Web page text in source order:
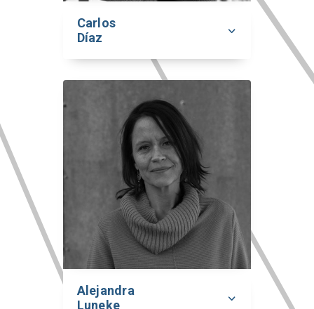
Carlos
Díaz
Alejandra
Luneke